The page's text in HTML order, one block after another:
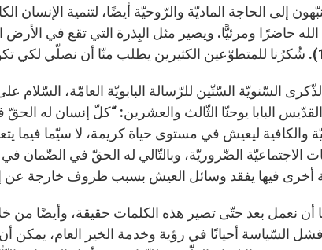
إلى الحاجة الماديّة والرّوحيّة أيضًا، لتنمية
حاضرًا ومرئيًّا. ويصير مثل البِذرة التي تقع في
البابا يوحنّا الثّالث والعشرين: “كلّ إنسان له
والكافية ليعيش في مستوى حياة كريمة، لا سيّما فيما
الاجتماعيّة الضّروريّة، وبالتّالي له الحقّ في الضّمان
أخرى فيها يفقد وسائل العيش بسبب ظروف خارجة عن
أن نعمل بعد حتّى تصير هذه الكلمات حقيقة، وأيضًا
السّياسة أحيانًا في رؤية وخدمة الخير العام، يمكن